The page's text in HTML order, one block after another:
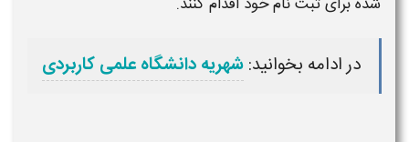
در ادامه بخوانید:شهریه دانشگاه علمی کاربردی